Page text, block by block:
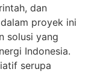
dan
proyek ini
solusi yang
Indonesia.
serupa